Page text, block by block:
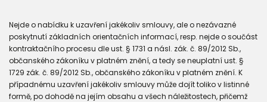
Nejde o nabídku k uzavření jakékoliv smlouvy, ale o nezávazné
poskytnutí základních orientačních informací, resp. nejde o součást
kontraktačního procesu dle ust. § 1731 a násl. zák. č. 89/2012 Sb.,
občanského zákoníku v platném znění, a tedy se neuplatní ust. §
1729 zák. č. 89/2012 Sb., občanského zákoníku v platném znění. K
případnému uzavření jakékoliv smlouvy může dojít toliko v listinné
formě, po dohodě na jejím obsahu a všech náležitostech, přičemž